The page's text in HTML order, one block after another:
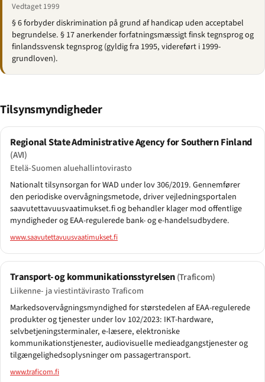
Vedtaget 1999
§ 6 forbyder diskrimination på grund af handicap uden acceptabel
begrundelse. § 17 anerkender forfatningsmæssigt finsk tegnsprog og
finlandssvensk tegnsprog (gyldig fra 1995, videreført i 1999-
grundloven).
Tilsynsmyndigheder
Regional State Administrative Agency for Southern Finland
(AVI)
Etelä-Suomen aluehallintovirasto
Nationalt tilsynsorgan for WAD under lov 306/2019. Gennemfører
den periodiske overvågningsmetode, driver vejledningsportalen
saavutettavuusvaatimukset.fi og behandler klager mod offentlige
myndigheder og EAA-regulerede bank- og e-handelsudbydere.
www.saavutettavuusvaatimukset.fi
Transport- og kommunikationsstyrelsen(Traficom)
Liikenne- ja viestintävirasto Traficom
Markedsovervågningsmyndighed for størstedelen af EAA-regulerede
produkter og tjenester under lov 102/2023: IKT-hardware,
selvbetjeningsterminaler, e-læsere, elektroniske
kommunikationstjenester, audiovisuelle medieadgangstjenester og
tilgængelighedsoplysninger om passagertransport.
www.traficom.fi